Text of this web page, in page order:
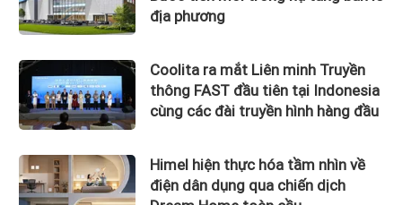
địa phương
Coolita ra mắt Liên minh Truyền
thông FAST đầu tiên tại Indonesia
cùng các đài truyền hình hàng đầu
Himel hiện thực hóa tầm nhìn về
điện dân dụng qua chiến dịch